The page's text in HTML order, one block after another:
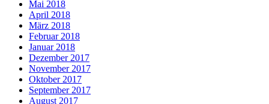
Mai 2018
April 2018
März 2018
Februar 2018
Januar 2018
Dezember 2017
November 2017
Oktober 2017
September 2017
August 2017